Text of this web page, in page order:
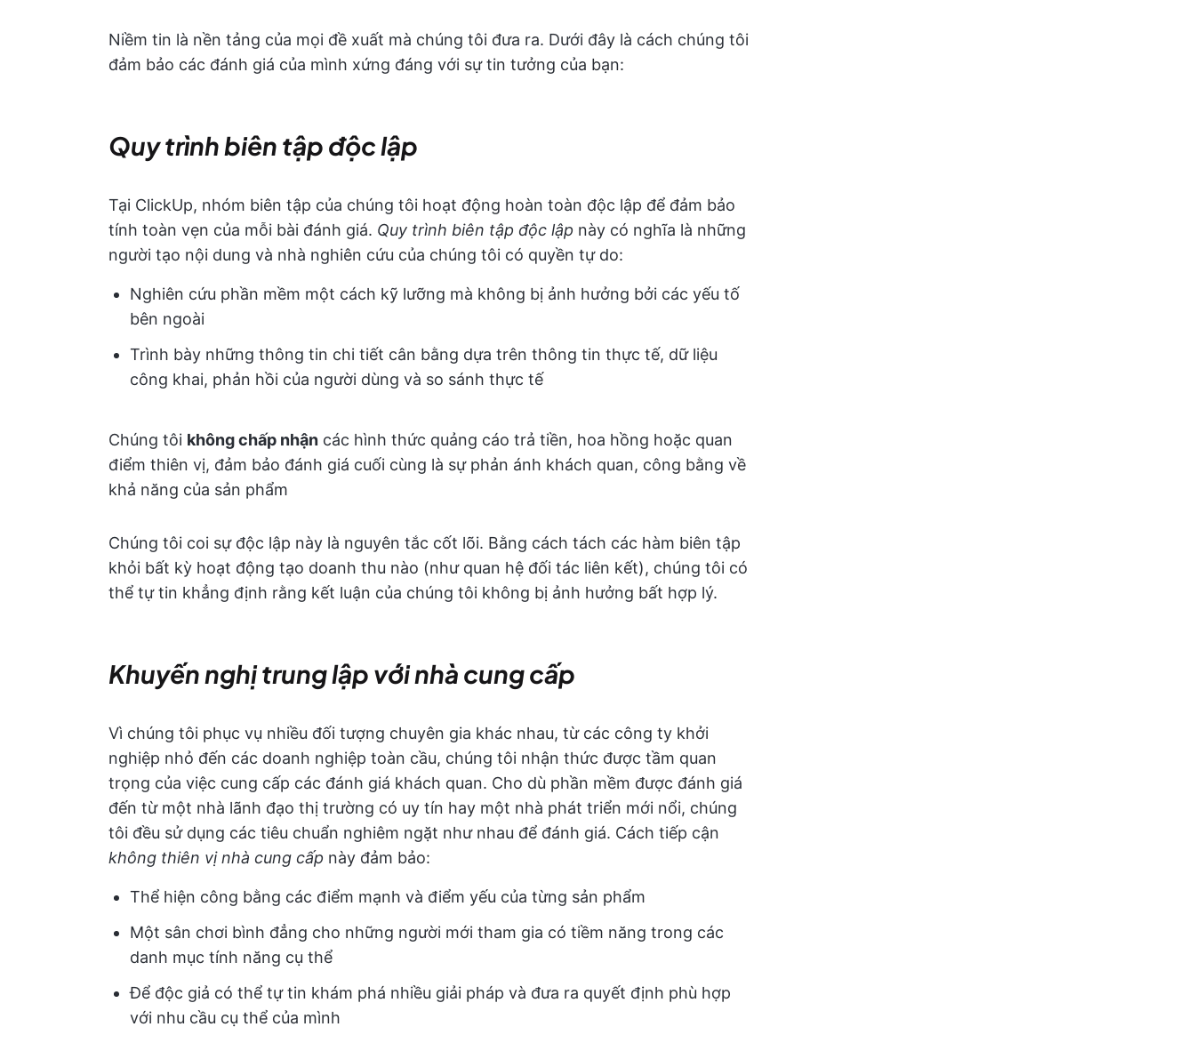
Niềm tin là nền tảng của mọi đề xuất mà chúng tôi đưa ra. Dưới đây là cách chúng tôi
đảm bảo các đánh giá của mình xứng đáng với sự tin tưởng của bạn:
Quy trình biên tập độc lập
Tại ClickUp, nhóm biên tập của chúng tôi hoạt động hoàn toàn độc lập để đảm bảo
tính toàn vẹn của mỗi bài đánh giá. Quy trình biên tập độc lập này có nghĩa là những
người tạo nội dung và nhà nghiên cứu của chúng tôi có quyền tự do:
Nghiên cứu phần mềm một cách kỹ lưỡng mà không bị ảnh hưởng bởi các yếu tố
bên ngoài
Trình bày những thông tin chi tiết cân bằng dựa trên thông tin thực tế, dữ liệu
công khai, phản hồi của người dùng và so sánh thực tế
Chúng tôi không chấp nhận các hình thức quảng cáo trả tiền, hoa hồng hoặc quan
điểm thiên vị, đảm bảo đánh giá cuối cùng là sự phản ánh khách quan, công bằng về
khả năng của sản phẩm
Chúng tôi coi sự độc lập này là nguyên tắc cốt lõi. Bằng cách tách các hàm biên tập
khỏi bất kỳ hoạt động tạo doanh thu nào (như quan hệ đối tác liên kết), chúng tôi có
thể tự tin khẳng định rằng kết luận của chúng tôi không bị ảnh hưởng bất hợp lý.
Khuyến nghị trung lập với nhà cung cấp
Vì chúng tôi phục vụ nhiều đối tượng chuyên gia khác nhau, từ các công ty khởi
nghiệp nhỏ đến các doanh nghiệp toàn cầu, chúng tôi nhận thức được tầm quan
trọng của việc cung cấp các đánh giá khách quan. Cho dù phần mềm được đánh giá
đến từ một nhà lãnh đạo thị trường có uy tín hay một nhà phát triển mới nổi, chúng
tôi đều sử dụng các tiêu chuẩn nghiêm ngặt như nhau để đánh giá. Cách tiếp cận
không thiên vị nhà cung cấp này đảm bảo:
Thể hiện công bằng các điểm mạnh và điểm yếu của từng sản phẩm
Một sân chơi bình đẳng cho những người mới tham gia có tiềm năng trong các
danh mục tính năng cụ thể
Để độc giả có thể tự tin khám phá nhiều giải pháp và đưa ra quyết định phù hợp
với nhu cầu cụ thể của mình